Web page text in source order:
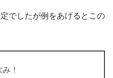
でしたが例をあげるとこの
！